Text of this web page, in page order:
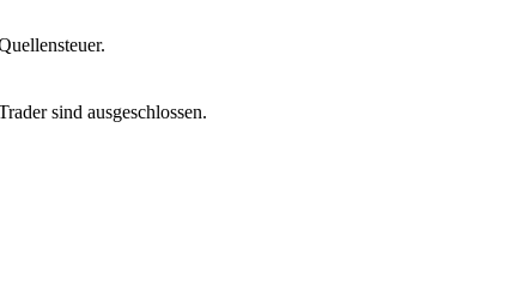
sind ausgeschlossen.